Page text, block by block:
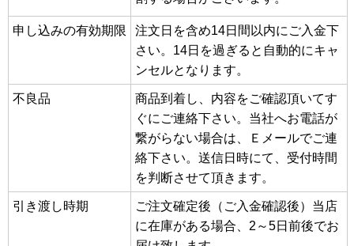
申し込みの有効期限
注文日を含め14日間以内にご入金下
さい。14日を過ぎると自動的にキャ
ンセルとなります。
不良品
商品到着し、内容をご確認頂いてす
ぐにご連絡下さい。当社へお電話が
繋がらない場合は、Ｅメールでご連
絡下さい。送信日時にて、受付時間
を判断させて頂きます。
引き渡し時期
ご注文確定後（ご入金確認後）当店
に在庫がある場合、2～5日前後でお